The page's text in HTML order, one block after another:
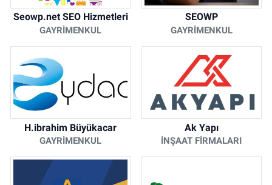
Seowp.net SEO Hizmetleri
GAYRIMENKUL
SEOWP
GAYRIMENKUL
H.ibrahim Büyükacar
GAYRIMENKUL
Ak Yapı
İNŞAAT FIRMALARI